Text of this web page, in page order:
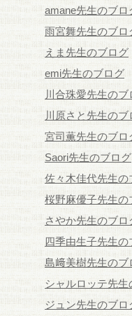
amane先生のブロ
雨宮舞先生のブロ
えま先生のブログ
emi先生のブログ
川合珠愛先生のブ
川原さと先生のブ
宮司薫先生のブロ
Saori先生のブログ
佐々木佳代先生の
桜野麻優子先生の
さやか先生のブロ
四季由生子先生の
島﨑美樹先生のブ
シャルロッテ先生
ジュン先生のブロ